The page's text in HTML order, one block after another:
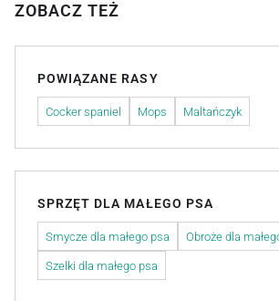
ZOBACZ TEŻ
POWIĄZANE RASY
Cocker spaniel Mops Maltańczyk
SPRZĘT DLA MAŁEGO PSA
Smycze dla małego psa Obroże dla
Szelki dla małego psa